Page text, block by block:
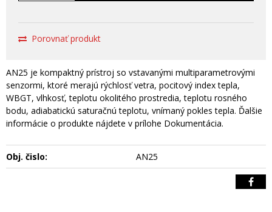
Porovnať produkt
AN25 je kompaktný prístroj so vstavanými multiparametrovými
senzormi, ktoré merajú rýchlosť vetra, pocitový index tepla,
WBGT, vlhkosť, teplotu okolitého prostredia, teplotu rosného
bodu, adiabatickú saturačnú teplotu, vnímaný pokles tepla. Ďalšie
informácie o produkte nájdete v prílohe Dokumentácia.
Obj. čislo: AN25